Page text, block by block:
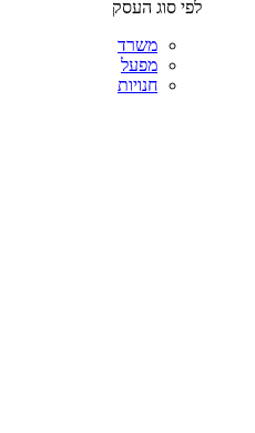
לפי סוג העסק
משרד
מפעל
חנויות